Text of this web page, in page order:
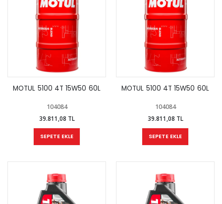
MOTUL 5100 4T 15W50 60L
104084
39.811,08 TL
SEPETE EKLE
MOTUL 5100 4T 15W50 60L
104084
39.811,08 TL
SEPETE EKLE